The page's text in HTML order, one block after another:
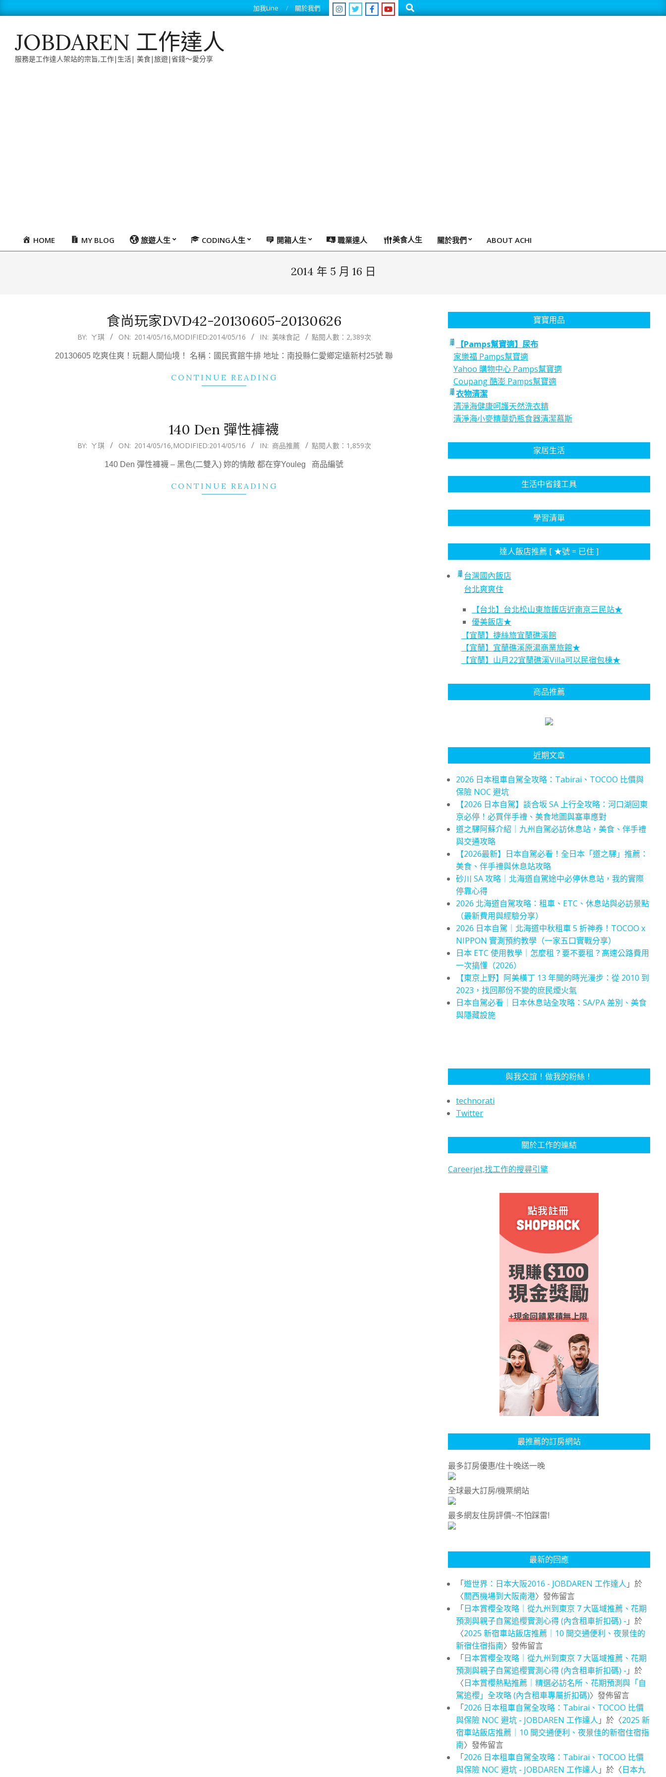
to
加我Line 關於我們 Search
JOBDAREN 工作達人
服務是工作達人架站的宗旨,工作|生活| 美食|旅遊|省錢～愛分享
PrimaryHOME MY BLOG 旅遊人生 CODING人生 開箱人生 職業達人 美食人生 關於我們 ABOUT ACHI
2014 年 5 月 16 日
食尚玩家DVD42-20130605-20130626
BY: ㄚ琪 ON: 2014/05/16,MODIFIED:2014/05/16 IN: 美味食記 點閱人數：2,389次
20130605 吃爽住爽！玩翻人間仙境！ 名稱：國民賓館牛排 地址：南投縣仁愛鄉定遠新村25號 聯
CONTINUE READING
140 Den 彈性褲襪
BY: ㄚ琪 ON: 2014/05/16,MODIFIED:2014/05/16 IN: 商品推薦 點閱人數：1,859次
140 Den 彈性褲襪 – 黑色(二雙入) 妳的情敵 都在穿Youleg 商品編號
CONTINUE READING
寶寶用品
【Pamps幫寶適】尿布
家樂福 Pamps幫寶適
Yahoo 購物中心 Pamps幫寶適
Coupang 酷澎 Pamps幫寶適
衣物清潔
清淨海健康呵護天然洗衣精
清淨海小麥精華奶瓶食器清潔慕斯
家居生活
生活中省錢工具
學習清單
達人飯店推薦 [ ★號 = 已住 ]
台灣國內飯店
台北爽爽住
【台北】台北松山東旅飯店近南京三民站★
優美飯店★
【宜蘭】捷絲旅宜蘭礁溪館
【宜蘭】宜蘭礁溪原湯商業旅館★
【宜蘭】山月22宜蘭礁溪Villa可以民宿包棟★
商品推薦
近期文章
2026 日本租車自駕全攻略：Tabirai、TOCOO 比價與
保險 NOC 避坑
【2026 日本自駕】談合坂 SA 上行全攻略：河口湖回東
京必停！必買伴手禮、美食地圖與塞車應對
道之驛阿蘇介紹｜九州自駕必訪休息站，美食、伴手禮
與交通攻略
【2026最新】日本自駕必看！全日本「道之驛」推薦：
美食、伴手禮與休息站攻略
砂川 SA 攻略｜北海道自駕途中必停休息站，我的實際
停靠心得
2026 北海道自駕攻略：租車、ETC、休息站與必訪景點
（最新費用與經驗分享）
2026 日本自駕｜北海道中秋租車 5 折神券！TOCOO x
NIPPON 實測預約教學（一家五口實戰分享）
日本 ETC 使用教學｜怎麼租？要不要租？高速公路費用
一次搞懂（2026）
【東京上野】阿美橫丁 13 年間的時光漫步：從 2010 到
2023，找回那份不變的庶民煙火氣
日本自駕必看｜日本休息站全攻略：SA/PA 差別、美食
與隱藏設施
與我交誼！做我的粉絲！
technorati
Twitter
關於工作的連結
Careerjet,找工作的搜尋引擎
最推薦的訂房網站
最多訂房優惠/住十晚送一晚
全球最大訂房/機票網站
最多網友住房評價~不怕踩雷!
最新的回應
「遊世界：日本大阪2016 - JOBDAREN 工作達人 」於
〈關西機場到大阪南港〉發佈留言
「日本賞櫻全攻略｜從九州到東京 7 大區域推薦、花期
預測與親子自駕追櫻實測心得 (內含租車折扣碼) - 」於
〈2025 新宿車站飯店推薦｜10 間交通便利、夜景佳的
新宿住宿指南〉發佈留言
「日本賞櫻全攻略｜從九州到東京 7 大區域推薦、花期
預測與親子自駕追櫻實測心得 (內含租車折扣碼) - 」於
〈日本賞櫻熱點推薦｜精選必訪名所、花期預測與「自
駕追櫻」全攻略 (內含租車專屬折扣碼)〉發佈留言
「2026 日本租車自駕全攻略：Tabirai、TOCOO 比價
與保險 NOC 避坑 - JOBDAREN 工作達人 」於〈2025 新
宿車站飯店推薦｜10 間交通便利、夜景佳的新宿住宿指
南〉發佈留言
「2026 日本租車自駕全攻略：Tabirai、TOCOO 比價
與保險 NOC 避坑 - JOBDAREN 工作達人 」於〈日本九